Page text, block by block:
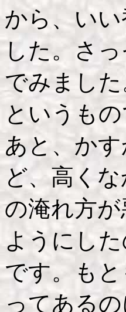
から、い
した。さ
でみまし
というも
あと、か
ど、高く
の淹れ方
ようにし
です。も
ってある